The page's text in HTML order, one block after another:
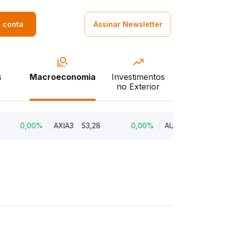
conta Assinar Newsletter
Macroeconomia
Investimentos
no Exterior
AXIA3 53,28 0,00% AURE3 10,98